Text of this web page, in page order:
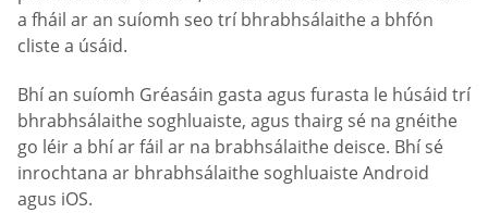
a fháil ar an suíomh seo trí bhrabhsálaithe a bhfón
cliste a úsáid.
Bhí an suíomh Gréasáin gasta agus furasta le húsáid trí
bhrabhsálaithe soghluaiste, agus thairg sé na gnéithe
go léir a bhí ar fáil ar na brabhsálaithe deisce. Bhí sé
inrochtana ar bhrabhsálaithe soghluaiste Android
agus iOS.